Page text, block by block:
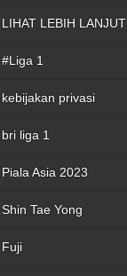
LIHAT LEBIH LANJUT
#Liga 1
kebijakan privasi
bri liga 1
Piala Asia 2023
Shin Tae Yong
Fuji